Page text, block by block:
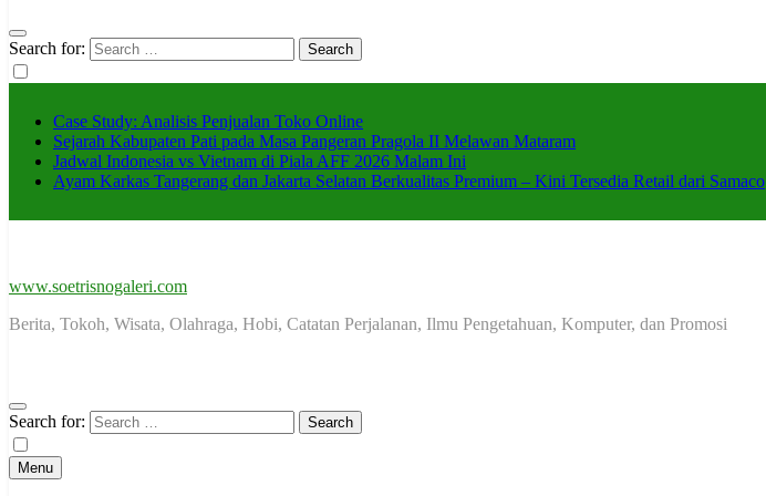
Search for:
Case Study: Analisis Penjualan Toko Online
Sejarah Kabupaten Pati pada Masa Pangeran Pragola II Melawan Mataram
Jadwal Indonesia vs Vietnam di Piala AFF 2026 Malam Ini
Ayam Karkas Tangerang dan Jakarta Selatan Berkualitas Premium – Kini Tersedia Retail dari Samaco
www.soetrisnogaleri.com
Berita, Tokoh, Wisata, Olahraga, Hobi, Catatan Perjalanan, Ilmu Pengetahuan, Komputer, dan Promosi
Search for:
Menu